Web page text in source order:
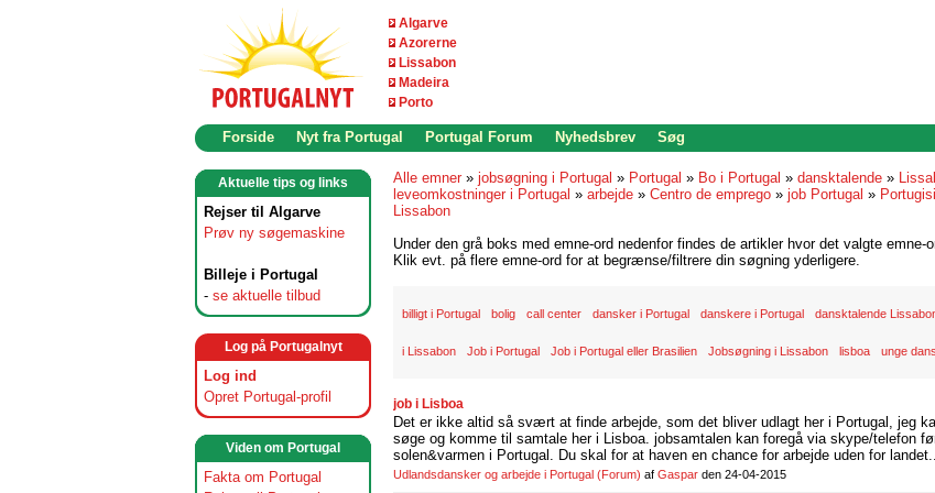
Algarve
Azorerne
Lissabon
Madeira
Porto
Forside Nyt fra Portugal Portugal Forum Nyhedsbrev Søg
Aktuelle tips og links
Rejser til Algarve
Prøv ny søgemaskine
Billeje i Portugal
- se aktuelle tilbud
Log på Portugalnyt
Log ind
Opret Portugal-profil
Viden om Portugal
Fakta om Portugal
Alle emner » jobsøgning i Portugal » Portugal » Bo i Portugal » dansktalende »
leveomkostninger i Portugal » arbejde » Centro de emprego » job Portugal »
Lissabon
Under den grå boks med emne-ord nedenfor findes de artikler hvor det valgte emne-
Klik evt. på flere emne-ord for at begrænse/filtrere din søgning yderligere.
billigt i Portugal bolig call center dansker i Portugal danskere i Portugal dansktalende
i Lissabon Job i Portugal Job i Portugal eller Brasilien Jobsøgning i Lissabon lisboa unge
job i Lisboa
Det er ikke altid så svært at finde arbejde, som det bliver udlagt her i Portugal, jeg
søge og komme til samtale her i Lisboa. jobsamtalen kan foregå via skype/telefon
solen&varmen i Portugal. Du skal for at haven en chance for arbejde uden for
Udlandsdansker og arbejde i Portugal (Forum) af Gaspar den 24-04-2015